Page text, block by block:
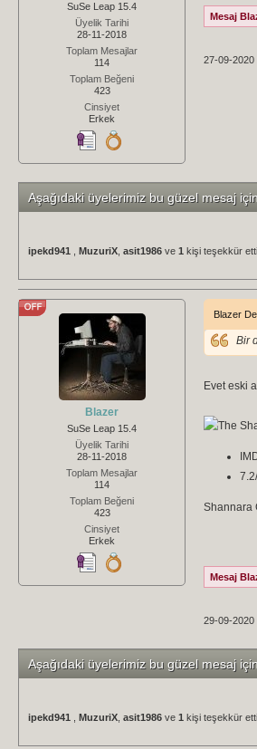
SuSe Leap 15.4
Üyelik Tarihi
28-11-2018
Toplam Mesajlar
114
Toplam Beğeni
423
Cinsiyet
Erkek
Mesaj
27-09-2020
Aşağıdaki üyelerimiz bu güzel mesaj
ipekd941 MuzuriX asit1986 ve 1 kişi teşekkür etti.
Blazer
SuSe Leap 15.4
Üyelik Tarihi
28-11-2018
Toplam Mesajlar
114
Toplam Beğeni
423
Cinsiyet
Erkek
Blazer
Bir
Evet eski
Shannara
Mesaj
29-09-2020
Aşağıdaki üyelerimiz bu güzel mesaj
ipekd941 MuzuriX asit1986 ve 1 kişi teşekkür etti.